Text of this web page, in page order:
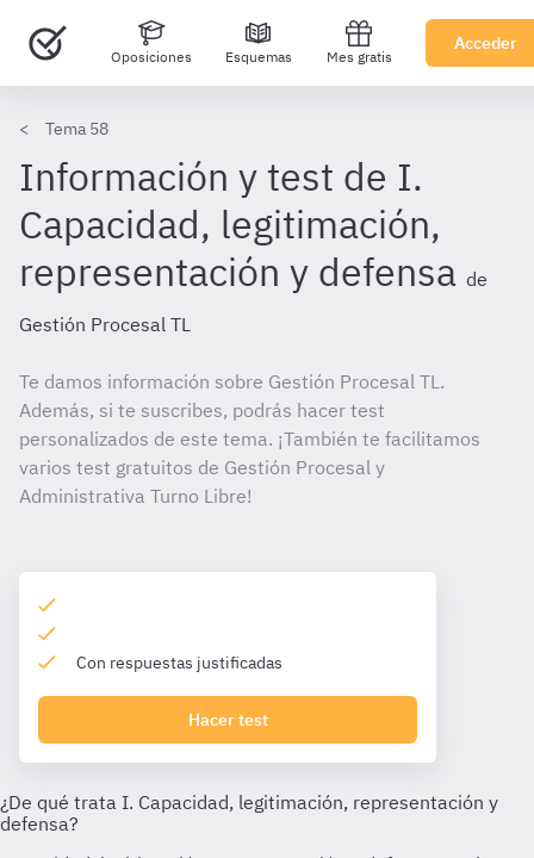
Oposiciones Esquemas Mes gratis
Acceder
Tema 58
Información y test de I.
Capacidad, legitimación,
representación y defensa de
Gestión Procesal TL
Te damos información sobre Gestión Procesal TL.
Además, si te suscribes, podrás hacer test
personalizados de este tema. ¡También te facilitamos
varios test gratuitos de Gestión Procesal y
Administrativa Turno Libre!
Con respuestas justificadas
Hacer test